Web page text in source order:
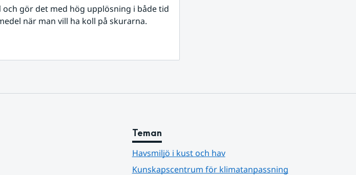
gör det med hög upplösning i både tid
när man vill ha koll på skurarna.
Teman
Havsmiljö i kust och hav
Kunskapscentrum för klimatanpassning